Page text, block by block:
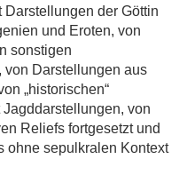
der Göttin
und Eroten, von
sonstigen
Darstellungen aus
„historischen“
von
Reliefs fortgesetzt und
ohne sepulkralen Kontext